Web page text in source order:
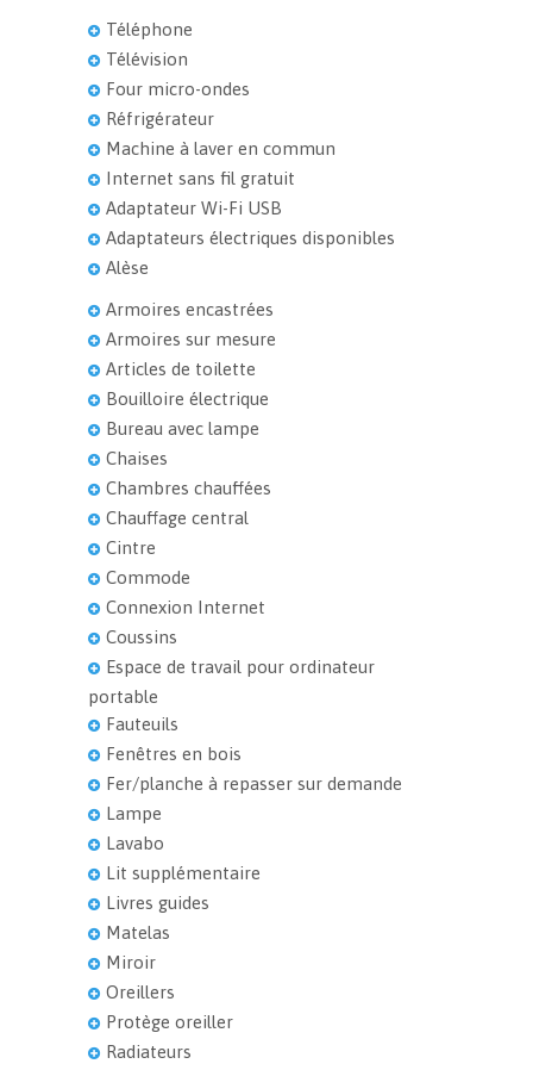
Téléphone
Télévision
Four micro-ondes
Réfrigérateur
Machine à laver en commun
Internet sans fil gratuit
Adaptateur Wi-Fi USB
Adaptateurs électriques disponibles
Alèse
Armoires encastrées
Armoires sur mesure
Articles de toilette
Bouilloire électrique
Bureau avec lampe
Chaises
Chambres chauffées
Chauffage central
Cintre
Commode
Connexion Internet
Coussins
Espace de travail pour ordinateur
portable
Fauteuils
Fenêtres en bois
Fer/planche à repasser sur demande
Lampe
Lavabo
Lit supplémentaire
Livres guides
Matelas
Miroir
Oreillers
Protège oreiller
Radiateurs